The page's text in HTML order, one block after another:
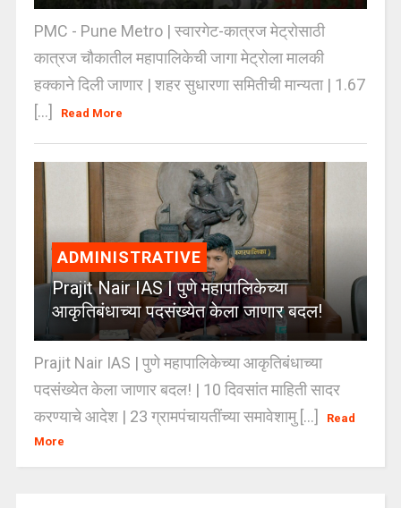
PMC - Pune Metro | स्वारगेट-कात्रज मेट्रोसाठी
कात्रज चौकातील महापालिकेची जागा मेट्रोला मालकी
हक्काने दिली जाणार | शहर सुधारणा समितीची मान्यता | 1.67
[...]
Read More
ADMINISTRATIVE
Prajit Nair IAS | पुणे महापालिकेच्या
आकृतिबंधाच्या पदसंख्येत केला जाणार बदल!
Prajit Nair IAS | पुणे महापालिकेच्या आकृतिबंधाच्या
पदसंख्येत केला जाणार बदल! | 10 दिवसांत माहिती सादर
करण्याचे आदेश | 23 ग्रामपंचायतींच्या समावेशामु [...]
Read
More